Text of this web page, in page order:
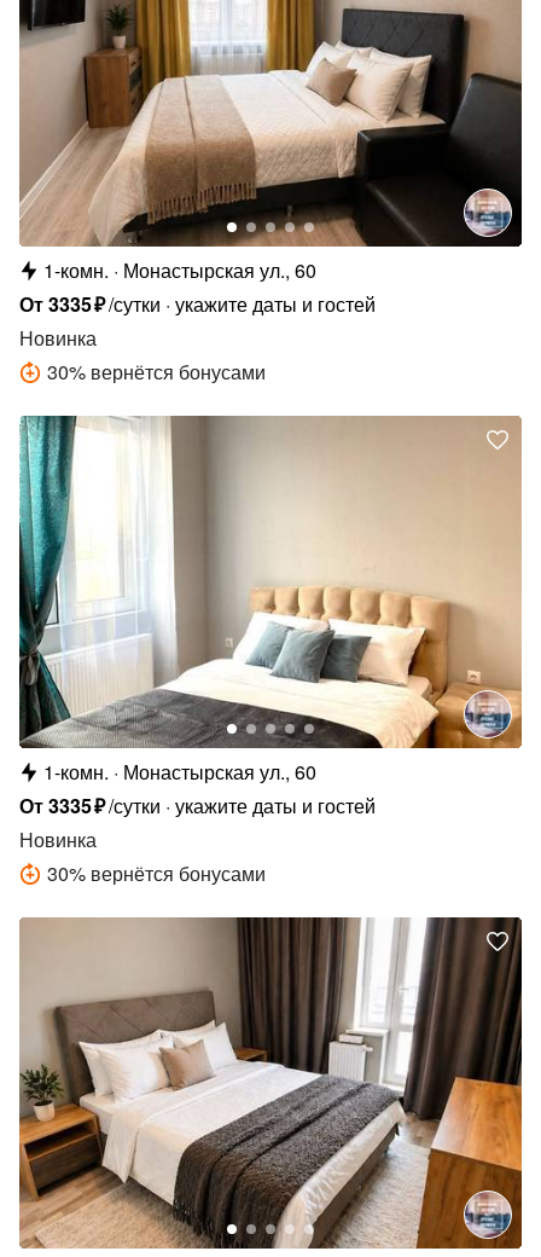
1-комн.
Монастырская ул., 60
От3335₽/сутки укажите даты и гостей
Новинка
30% вернётся бонусами
1-комн.
Монастырская ул., 60
От3335₽/сутки укажите даты и гостей
Новинка
30% вернётся бонусами